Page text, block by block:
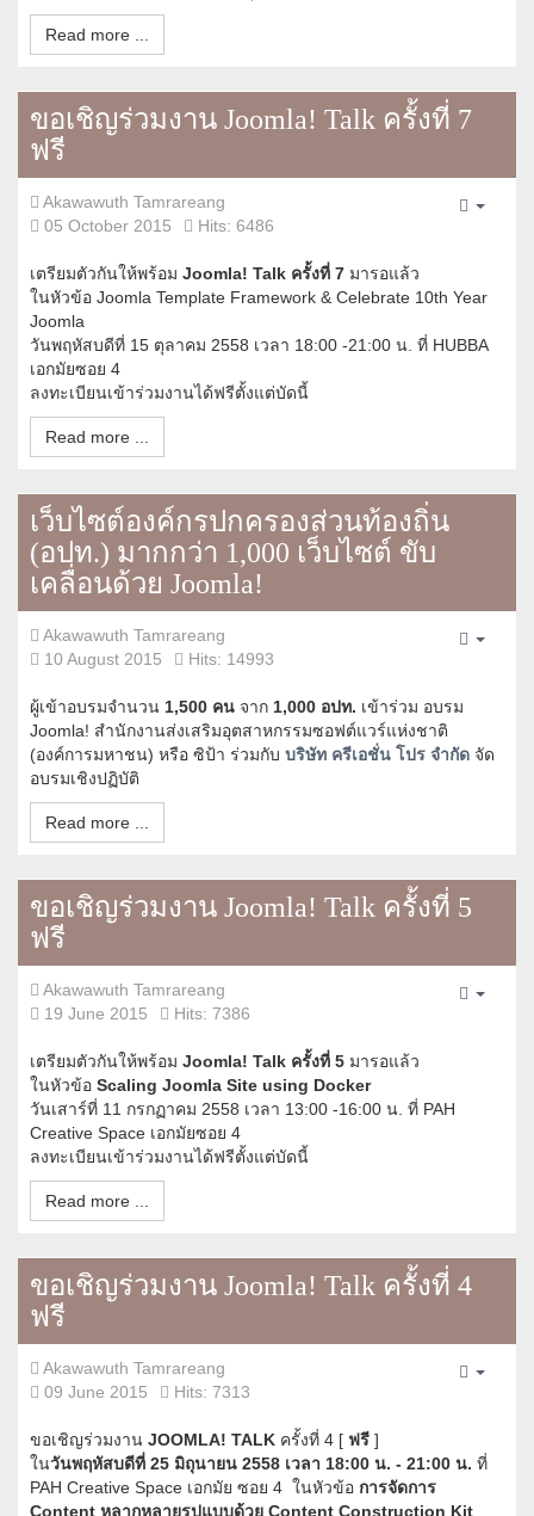
Read more ...
ขอเชิญร่วมงาน Joomla! Talk ครั้งที่ 7
ฟรี
Akawawuth Tamrareang
05 October 2015
Hits: 6486
เตรียมตัวกันให้พร้อม Joomla! Talk ครั้งที่ 7 มารอแล้ว
ในหัวข้อ Joomla Template Framework & Celebrate 10th Year
Joomla
วันพฤหัสบดีที่ 15 ตุลาคม 2558 เวลา 18:00 -21:00 น. ที่ HUBBA
เอกมัยซอย 4
ลงทะเบียนเข้าร่วมงานได้ฟรีตั้งแต่บัดนี้
Read more ...
เว็บไซต์องค์กรปกครองส่วนท้องถิ่น
(อปท.) มากกว่า 1,000 เว็บไซต์ ขับ
เคลื่อนด้วย Joomla!
Akawawuth Tamrareang
10 August 2015
Hits: 14993
ผู้เข้าอบรมจำนวน 1,500 คน จาก 1,000 อปท. เข้าร่วม อบรม
Joomla! สำนักงานส่งเสริมอุตสาหกรรมซอฟต์แวร์แห่งชาติ
(องค์การมหาชน) หรือ ซิป้า ร่วมกับ บริษัท ครีเอชั่น โปร จำกัด จัด
อบรมเชิงปฏิบัติ
Read more ...
ขอเชิญร่วมงาน Joomla! Talk ครั้งที่ 5
ฟรี
Akawawuth Tamrareang
19 June 2015
Hits: 7386
เตรียมตัวกันให้พร้อม Joomla! Talk ครั้งที่ 5 มารอแล้ว
ในหัวข้อ Scaling Joomla Site using Docker
วันเสาร์ที่ 11 กรกฏาคม 2558 เวลา 13:00 -16:00 น. ที่ PAH
Creative Space เอกมัยซอย 4
ลงทะเบียนเข้าร่วมงานได้ฟรีตั้งแต่บัดนี้
Read more ...
ขอเชิญร่วมงาน Joomla! Talk ครั้งที่ 4
ฟรี
Akawawuth Tamrareang
09 June 2015
Hits: 7313
ขอเชิญร่วมงาน JOOMLA! TALK ครั้งที่ 4 [ ฟรี ]
ในวันพฤหัสบดีที่ 25 มิถุนายน 2558 เวลา 18:00 น. - 21:00 น. ที่
PAH Creative Space เอกมัย ซอย 4 ในหัวข้อ การจัดการ
Content หลากหลายรูปแบบด้วย Content Construction Kit